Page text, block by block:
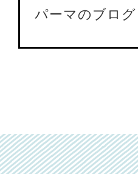
パーマのブログ